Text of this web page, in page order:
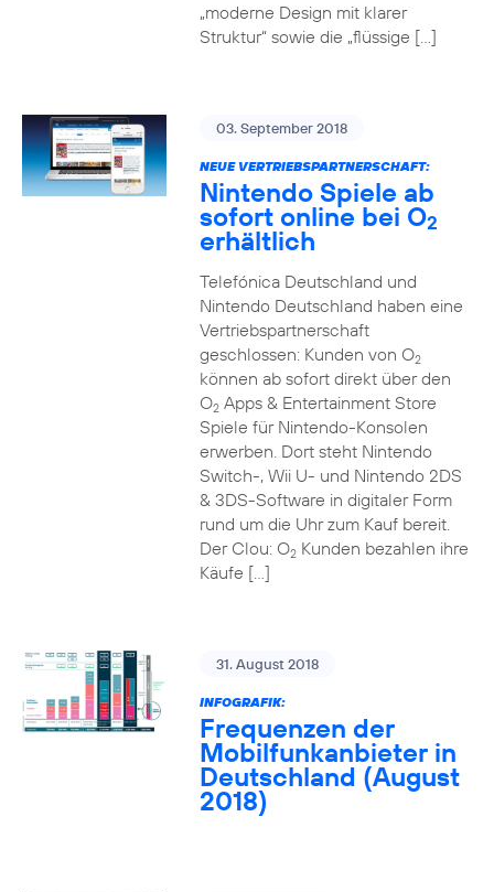
„moderne Design mit klarer
Struktur“ sowie die „flüssige […]
03. September 2018
NEUE VERTRIEBSPARTNERSCHAFT:
Nintendo Spiele ab
sofort online bei O2
erhältlich
Telefónica Deutschland und
Nintendo Deutschland haben eine
Vertriebspartnerschaft
geschlossen: Kunden von O2
können ab sofort direkt über den
O2Apps & Entertainment Store
Spiele für Nintendo-Konsolen
erwerben. Dort steht Nintendo
Switch-, Wii U- und Nintendo 2DS
& 3DS-Software in digitaler Form
rund um die Uhr zum Kauf bereit.
Der Clou: O2Kunden bezahlen ihre
Käufe […]
31. August 2018
INFOGRAFIK:
Frequenzen der
Mobilfunkanbieter in
Deutschland (August
2018)